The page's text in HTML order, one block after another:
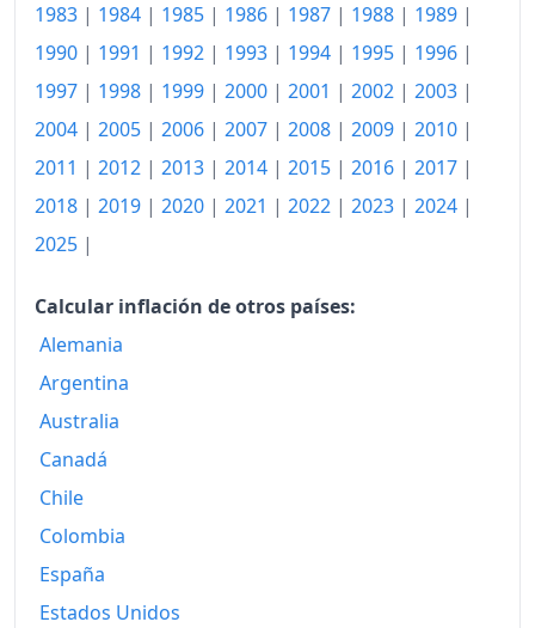
2007
492.51
510.97
2009
522.03
2010
534.63
2011
541.63
2013
556.95
2015
2016
2017
2018
2019
1983 | 1984 | 1985 | 1986 | 1987 | 1988 | 1989 |
1990 | 1991 | 1992 | 1993 | 1994 | 1995 | 1996 |
1997 | 1998 | 1999 | 2000 | 2001 | 2002 | 2003 |
2004 | 2005 | 2006 | 2007 | 2008 | 2009 | 2010 |
2011 | 2012 | 2013 | 2014 | 2015 | 2016 | 2017 |
2018 | 2019 | 2020 | 2021 | 2022 | 2023 | 2024 |
2025 |
Calcular inflación de otros países:
Alemania
Argentina
Australia
Canadá
Chile
Colombia
España
Estados Unidos